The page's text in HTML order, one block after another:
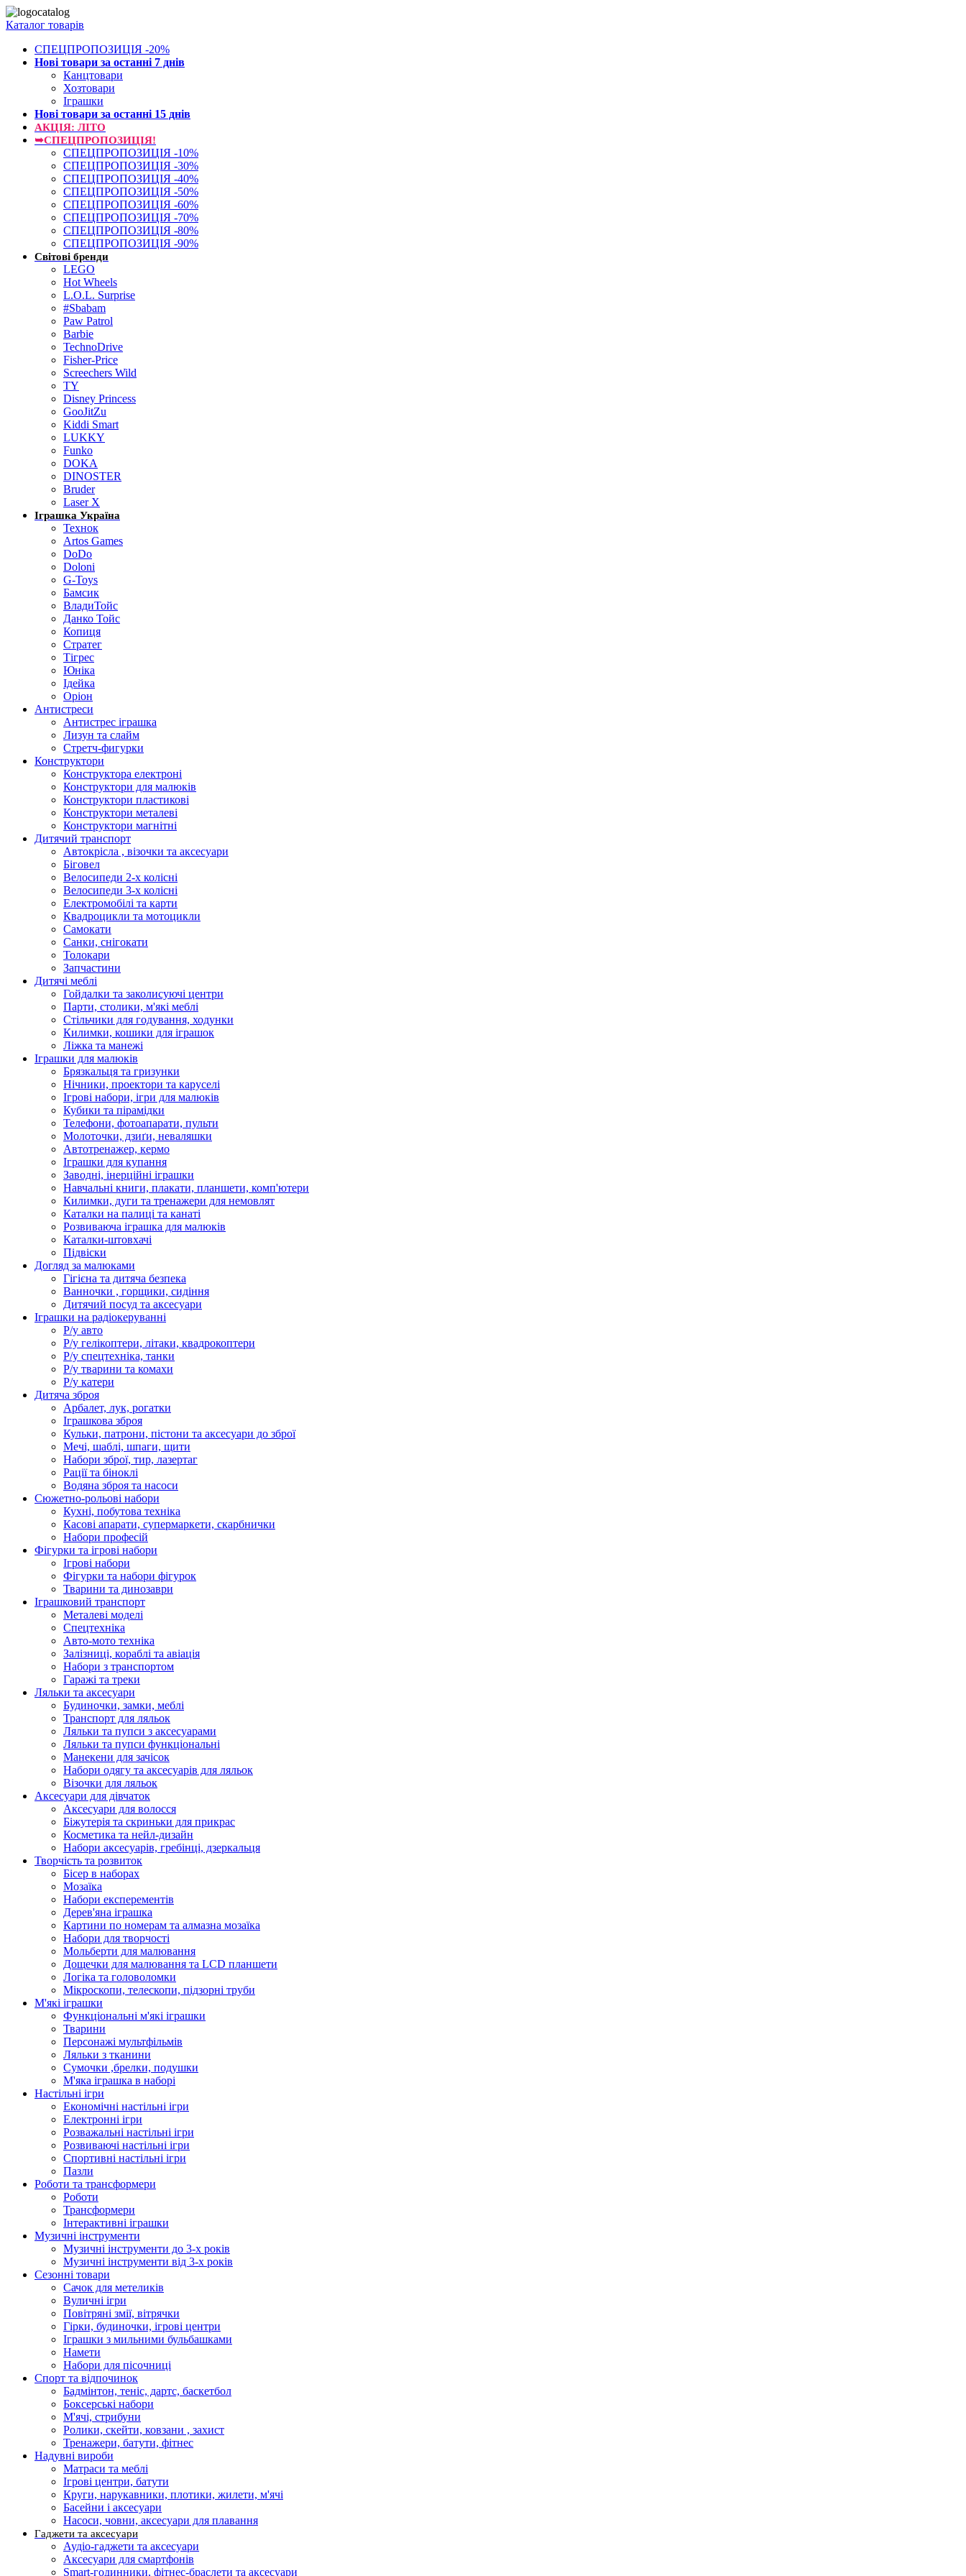
Каталог товарів
СПЕЦПРОПОЗИЦІЯ -20%
Нові товари за останнi 7 днiв
Канцтовари
Хозтовари
Іграшки
Нові товари за останнi 15 днiв
АКЦІЯ: ЛІТО
➥СПЕЦПРОПОЗИЦІЯ!
СПЕЦПРОПОЗИЦІЯ -10%
СПЕЦПРОПОЗИЦІЯ -30%
СПЕЦПРОПОЗИЦІЯ -40%
СПЕЦПРОПОЗИЦІЯ -50%
СПЕЦПРОПОЗИЦІЯ -60%
СПЕЦПРОПОЗИЦІЯ -70%
СПЕЦПРОПОЗИЦІЯ -80%
СПЕЦПРОПОЗИЦІЯ -90%
Світові бренди
LEGO
Hot Wheels
L.O.L. Surprise
#Sbabam
Paw Patrol
Barbie
TechnoDrive
Fisher-Price
Screechers Wild
TY
Disney Princess
GooJitZu
Kiddi Smart
LUKKY
Funko
DOKA
DINOSTER
Bruder
Laser X
Іграшка Україна
Технок
Artos Games
DoDo
Doloni
G-Toys
Бамсик
ВладиТойс
Данко Тойс
Копиця
Стратег
Тігрес
Юніка
Ідейка
Оріон
Антистреси
Антистрес іграшка
Лизун та слайм
Стретч-фигурки
Конструктори
Конструктора електроні
Конструктори для малюків
Конструктори пластикові
Конструктори металеві
Конструктори магнітні
Дитячий транспорт
Автокрісла , візочки та аксесуари
Біговел
Велосипеди 2-х колісні
Велосипеди 3-х колісні
Електромобілі та карти
Квадроцикли та мотоцикли
Самокати
Санки, снігокати
Толокари
Запчастини
Дитячі меблі
Гойдалки та заколисуючі центри
Парти, столики, м'які меблі
Стільчики для годування, ходунки
Килимки, кошики для іграшок
Ліжка та манежі
Іграшки для малюків
Брязкальця та гризунки
Нічники, проектори та каруселі
Ігрові набори, ігри для малюків
Кубики та пірамідки
Телефони, фотоапарати, пульти
Молоточки, дзиґи, неваляшки
Автотренажер, кермо
Іграшки для купання
Заводні, інерційні іграшки
Навчальні книги, плакати, планшети, комп'ютери
Килимки, дуги та тренажери для немовлят
Каталки на палиці та канаті
Розвиваюча іграшка для малюків
Каталки-штовхачі
Підвіски
Догляд за малюками
Гігієна та дитяча безпека
Ванночки , горщики, сидіння
Дитячий посуд та аксесуари
Іграшки на радіокеруванні
Р/у авто
Р/у гелікоптери, літаки, квадрокоптери
Р/у спецтехніка, танки
Р/у тварини та комахи
Р/у катери
Дитяча зброя
Арбалет, лук, рогатки
Іграшкова зброя
Кульки, патрони, пістони та аксесуари до зброї
Мечі, шаблі, шпаги, щити
Набори зброї, тир, лазертаг
Рації та біноклі
Водяна зброя та насоси
Сюжетно-рольові набори
Кухні, побутова техніка
Касові апарати, супермаркети, скарбнички
Набори професій
Фігурки та ігрові набори
Ігрові набори
Фігурки та набори фігурок
Тварини та динозаври
Іграшковий транспорт
Металеві моделі
Спецтехніка
Авто-мото техніка
Залізниці, кораблі та авіація
Набори з транспортом
Гаражі та треки
Ляльки та аксесуари
Будиночки, замки, меблі
Транспорт для ляльок
Ляльки та пупси з аксесуарами
Ляльки та пупси функціональні
Манекени для зачісок
Набори одягу та аксесуарів для ляльок
Візочки для ляльок
Аксесуари для дівчаток
Аксесуари для волосся
Біжутерія та скриньки для прикрас
Косметика та нейл-дизайн
Набори аксесуарів, гребінці, дзеркальця
Творчість та розвиток
Бісер в наборах
Мозаїка
Набори експерементів
Дерев'яна іграшка
Картини по номерам та алмазна мозаїка
Набори для творчості
Мольберти для малювання
Дощечки для малювання та LCD планшети
Логіка та головоломки
Мікроскопи, телескопи, підзорні труби
М'які іграшки
Функціональні м'які іграшки
Тварини
Персонажі мультфільмів
Ляльки з тканини
Сумочки ,брелки, подушки
М'яка іграшка в наборі
Настільні ігри
Економічні настільні ігри
Електронні ігри
Розважальні настільні ігри
Розвиваючі настільні ігри
Спортивні настільні ігри
Пазли
Роботи та трансформери
Роботи
Трансформери
Інтерактивні іграшки
Музичні інструменти
Музичні інструменти до 3-х років
Музичні інструменти від 3-х років
Сезонні товари
Сачок для метеликів
Вуличні ігри
Повітряні змії, вітрячки
Гірки, будиночки, ігрові центри
Іграшки з мильними бульбашками
Намети
Набори для пісочниці
Спорт та відпочинок
Бадмінтон, теніс, дартс, баскетбол
Боксерські набори
М'ячі, стрибуни
Ролики, скейти, ковзани , захист
Тренажери, батути, фітнес
Надувні вироби
Матраси та меблі
Ігрові центри, батути
Круги, нарукавники, плотики, жилети, м'ячі
Басейни і аксесуари
Насоси, човни, аксесуари для плавання
Гаджети та аксесуари
Аудіо-гаджети та аксесуари
Аксесуари для смартфонів
Smart-годинники, фітнес-браслети та аксесуари